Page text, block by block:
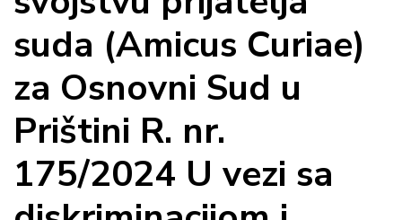
suda (Amicus Curiae)
za Osnovni Sud u
Prištini R. nr.
175/2024 U vezi sa